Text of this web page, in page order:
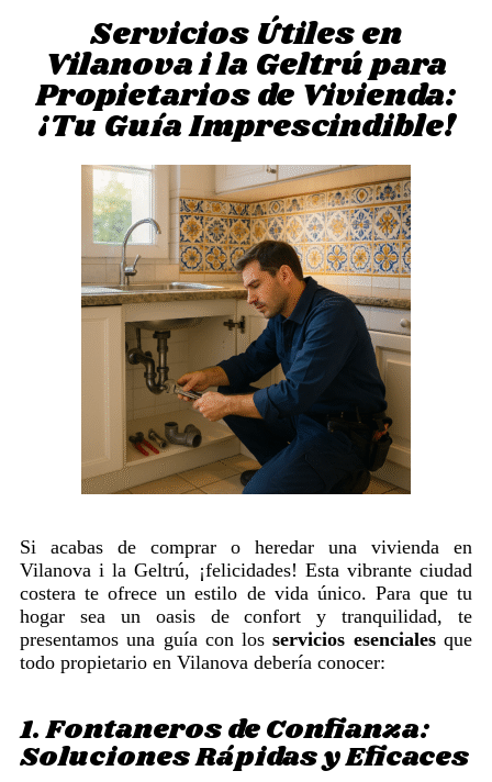
Servicios Útiles en
Vilanova i la Geltrú para
Propietarios de Vivienda:
¡Tu Guía Imprescindible!
Si acabas de comprar o heredar una vivienda en
Vilanova i la Geltrú, ¡felicidades! Esta vibrante ciudad
costera te ofrece un estilo de vida único. Para que tu
hogar sea un oasis de confort y tranquilidad, te
presentamos una guía con losservicios esencialesque
todo propietario en Vilanova debería conocer:
1. Fontaneros de Confianza:
Soluciones Rápidas y Eficaces